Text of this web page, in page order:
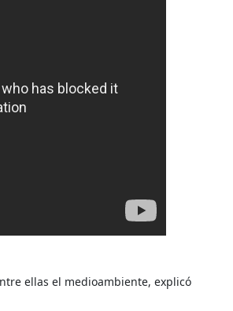
ellas el medioambiente, explicó